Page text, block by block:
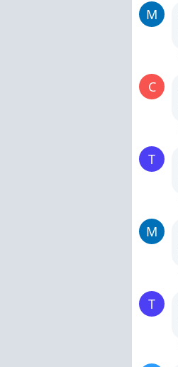
M
C
T
M
T